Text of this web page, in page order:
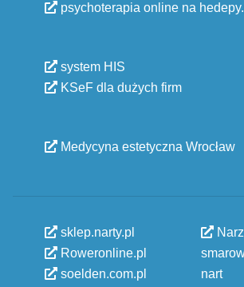
psychoterapia online na
system HIS
KSeF dla dużych firm
Medycyna estetyczna Wrocław
sklep.narty.pl
Roweronline.pl
soelden.com.pl
nart